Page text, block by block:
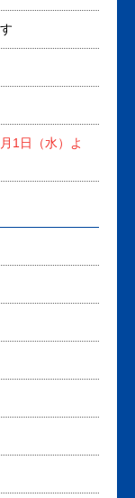
1日（水）よ